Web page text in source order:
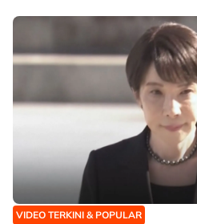
VIDEO TERKINI & POPULAR